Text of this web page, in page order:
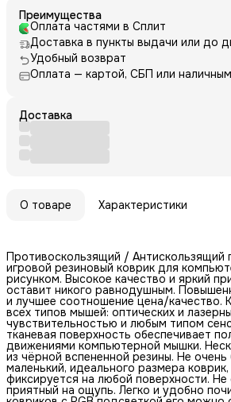
Преимущества
Оплата частями в Сплит
Доставка в пункты выдачи или до
Удобный возврат
Оплата — картой, СБП или
Доставка
О товаре Характеристики
Противоскользящий / Антискользящий
игровой резиновый коврик для
рисунком. Высокое качество и яркий
оставит никого равнодушным.
и лучшее соотношение цена/качество.
всех типов мышей: оптических и
чувствительностью и любым типом
тканевая поверхность обеспечивает
движениями компьютерной мышки.
из чёрной вспененной резины. Не
маленький, идеального размера
фиксируется на любой поверхности. Не
приятный на ощупь. Легко и удобно